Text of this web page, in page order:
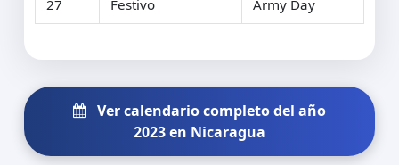
27 Festivo Army Day
Ver calendario completo del año
2023 en Nicaragua